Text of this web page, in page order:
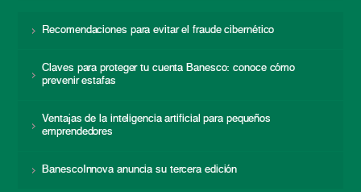
Recomendaciones para evitar el fraude cibernético
Claves para proteger tu cuenta Banesco: conoce cómo
prevenir estafas
Ventajas de la inteligencia artificial para pequeños
emprendedores
BanescoInnova anuncia su tercera edición